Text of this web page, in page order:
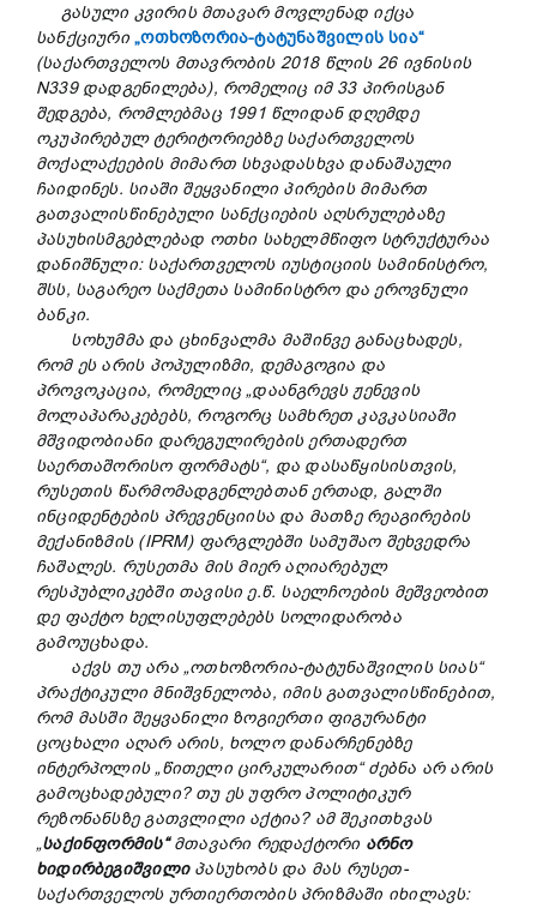
გასული კვირის მთავარ მოვლენად იქცა
სანქციური „ოთხოზორია-ტატუნაშვილის სია“
(საქართველოს მთავრობის 2018 წლის 26 ივნისის
N339 დადგენილება), რომელიც იმ 33 პირისგან
შედგება, რომლებმაც 1991 წლიდან დღემდე
ოკუპირებულ ტერიტორიებზე საქართველოს
მოქალაქეების მიმართ სხვადასხვა დანაშაული
ჩაიდინეს. სიაში შეყვანილი პირების მიმართ
გათვალისწინებული სანქციების აღსრულებაზე
პასუხისმგებლებად ოთხი სახელმწიფო სტრუქტურაა
დანიშნული: საქართველოს იუსტიციის სამინისტრო,
შსს, საგარეო საქმეთა სამინისტრო და ეროვნული
ბანკი.
სოხუმმა და ცხინვალმა მაშინვე განაცხადეს,
რომ ეს არის პოპულიზმი, დემაგოგია და
პროვოკაცია, რომელიც „დაანგრევს ჟენევის
მოლაპარაკებებს, როგორც სამხრეთ კავკასიაში
მშვიდობიანი დარეგულირების ერთადერთ
საერთაშორისო ფორმატს“, და დასაწყისისთვის,
რუსეთის წარმომადგენლებთან ერთად, გალში
ინციდენტების პრევენციისა და მათზე რეაგირების
მექანიზმის (IPRM) ფარგლებში სამუშაო შეხვედრა
ჩაშალეს. რუსეთმა მის მიერ აღიარებულ
რესპუბლიკებში თავისი ე.წ. საელჩოების მეშვეობით
დე ფაქტო ხელისუფლებებს სოლიდარობა
გამოუცხადა.
აქვს თუ არა „ოთხოზორია-ტატუნაშვილის სიას“
პრაქტიკული მნიშვნელობა, იმის გათვალისწინებით,
რომ მასში შეყვანილი ზოგიერთი ფიგურანტი
ცოცხალი აღარ არის, ხოლო დანარჩენებზე
ინტერპოლის „წითელი ცირკულარით“ ძებნა არ არის
გამოცხადებული? თუ ეს უფრო პოლიტიკურ
რეზონანსზე გათვლილი აქტია? ამ შეკითხვას
„საქინფორმის“მთავარი რედაქტორი არნო
ხიდირბეგიშვილიპასუხობს და მას რუსეთ-
საქართველოს ურთიერთობის პრიზმაში იხილავს: